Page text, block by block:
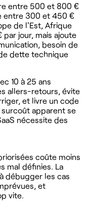
entre 500 et 800 €
entre 300 et 450 €
de l'Est, Afrique
jour, mais ajoute
besoin de
dette technique
10 à 25 ans
allers-retours, évite
et livre un code
apparent se
nécessite des
coûte moins
mal définies. La
débugger les cas
et
vite.